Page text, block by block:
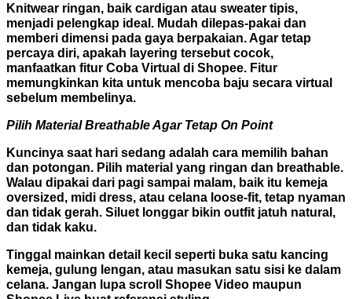
Knitwear ringan, baik cardigan atau sweater tipis,
menjadi pelengkap ideal. Mudah dilepas-pakai dan
memberi dimensi pada gaya berpakaian. Agar tetap
percaya diri, apakah layering tersebut cocok,
manfaatkan fitur Coba Virtual di Shopee. Fitur
memungkinkan kita untuk mencoba baju secara virtual
sebelum membelinya.
Pilih Material Breathable Agar Tetap On Point
Kuncinya saat hari sedang adalah cara memilih bahan
dan potongan. Pilih material yang ringan dan breathable.
Walau dipakai dari pagi sampai malam, baik itu kemeja
oversized, midi dress, atau celana loose-fit, tetap nyaman
dan tidak gerah. Siluet longgar bikin outfit jatuh natural,
dan tidak kaku.
Tinggal mainkan detail kecil seperti buka satu kancing
kemeja, gulung lengan, atau masukan satu sisi ke dalam
celana. Jangan lupa scroll Shopee Video maupun